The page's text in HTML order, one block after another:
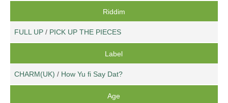
Riddim
FULL UP / PICK UP THE PIECES
Label
CHARM(UK) / How Yu fi Say Dat?
Age